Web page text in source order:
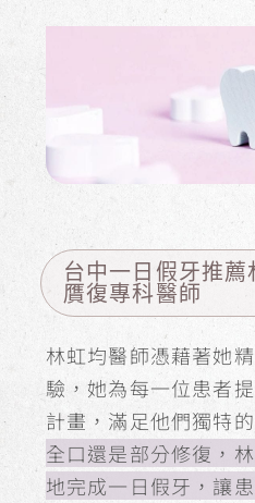
台中一日假牙推
贋復專科醫師
林虹均醫師憑藉著她
驗，她為每一位患者
計畫，滿足他們獨特
全口還是部分修復，
地完成一日假牙，讓